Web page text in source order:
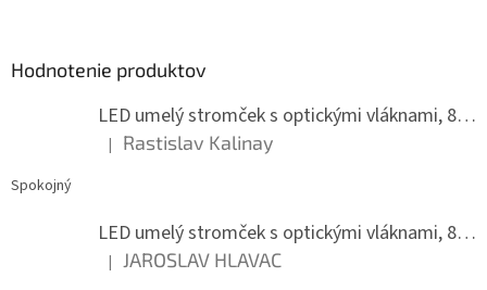
Hodnotenie produktov
LED umelý stromček s optickými vláknami, 80 cm
Hodnotenie produktu je 5 z 5 hviezdičiek.
| Rastislav Kalinay
Spokojný
LED umelý stromček s optickými vláknami, 80 cm
Hodnotenie produktu je 5 z 5 hviezdičiek.
| JAROSLAV HLAVAC